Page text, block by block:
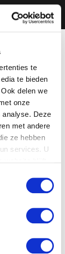
te
te bieden
delen we
onze
analyse. Deze
met andere
ze hebben
services. U